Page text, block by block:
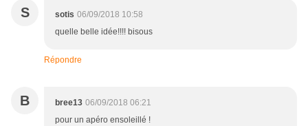
S sotis 06/09/2018 10:58
quelle belle idée!!!! bisous
Répondre
B bree13 06/09/2018 06:21
pour un apéro ensoleillé !